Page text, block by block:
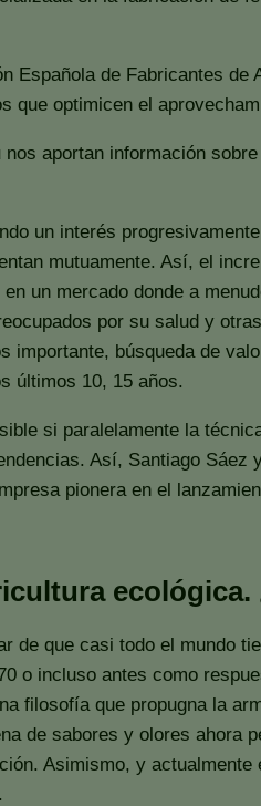
Española de Fabricantes
que optimicen el
nos aportan información
un interés
mutuamente. Así, el
un mercado donde a
por su salud y
importante, búsqueda de
últimos 10, 15 años.
si paralelamente la
Así, Santiago
pionera en el
de que casi todo el mundo
o incluso antes como
filosofía que propugna la
de sabores y olores ahora
Asimismo, y